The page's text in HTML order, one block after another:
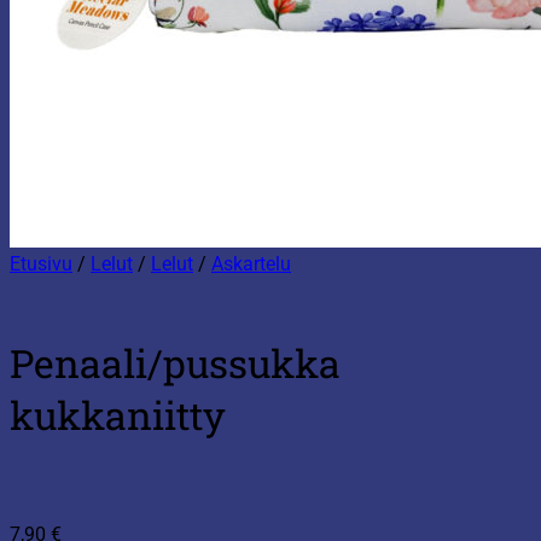
Etusivu / Lelut / Lelut / Askartelu
Penaali/pussukka
kukkaniitty
7,90 €